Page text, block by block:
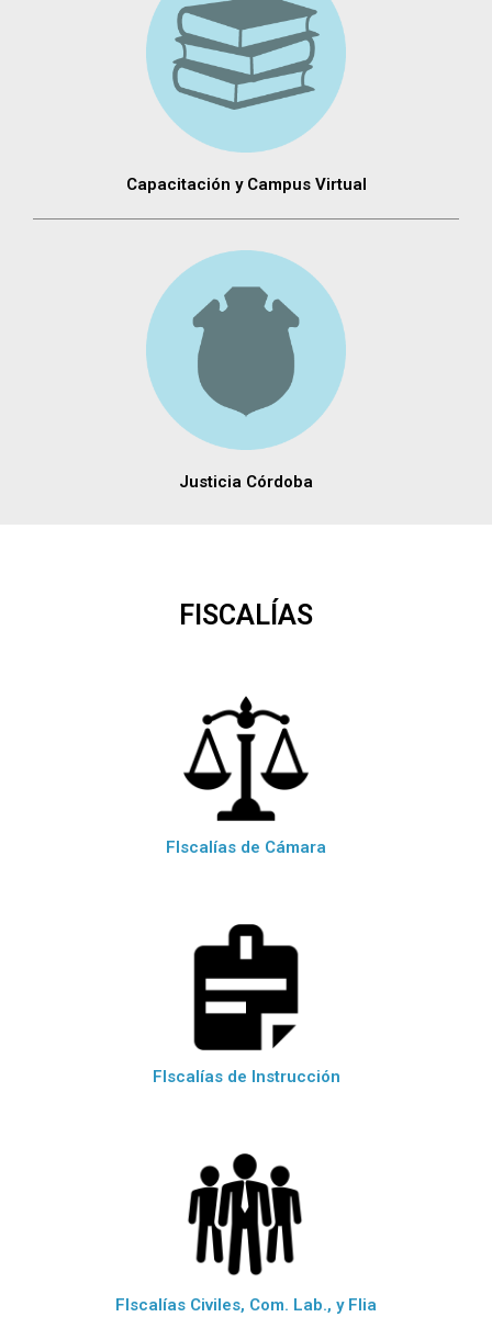
Capacitación y Campus Virtual
Justicia Córdoba
FISCALÍAS
FIscalías de Cámara
FIscalías de Instrucción
FIscalías Civiles, Com. Lab., y Flia